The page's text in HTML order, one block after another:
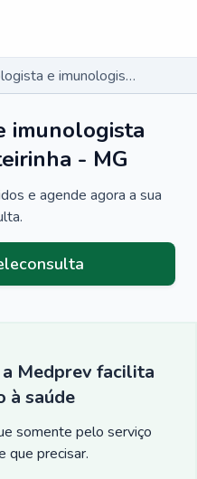
Alergologista e imunologista em Nova Porteirinha - MG
imunologista
- MG
e agende agora a sua
Medprev facilita
à saúde
somente pelo serviço
que precisar.